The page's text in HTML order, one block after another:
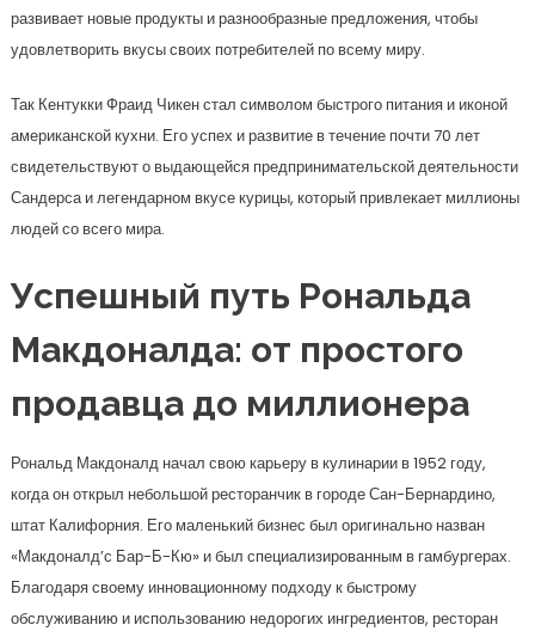
развивает новые продукты и разнообразные предложения, чтобы
удовлетворить вкусы своих потребителей по всему миру.
Так Кентукки Фраид Чикен стал символом быстрого питания и иконой
американской кухни. Его успех и развитие в течение почти 70 лет
свидетельствуют о выдающейся предпринимательской деятельности
Сандерса и легендарном вкусе курицы, который привлекает миллионы
людей со всего мира.
Успешный путь Рональда
Макдоналда: от простого
продавца до миллионера
Рональд Макдоналд начал свою карьеру в кулинарии в 1952 году,
когда он открыл небольшой ресторанчик в городе Сан-Бернардино,
штат Калифорния. Его маленький бизнес был оригинально назван
«Макдоналд’с Бар-Б-Кю» и был специализированным в гамбургерах.
Благодаря своему инновационному подходу к быстрому
обслуживанию и использованию недорогих ингредиентов, ресторан